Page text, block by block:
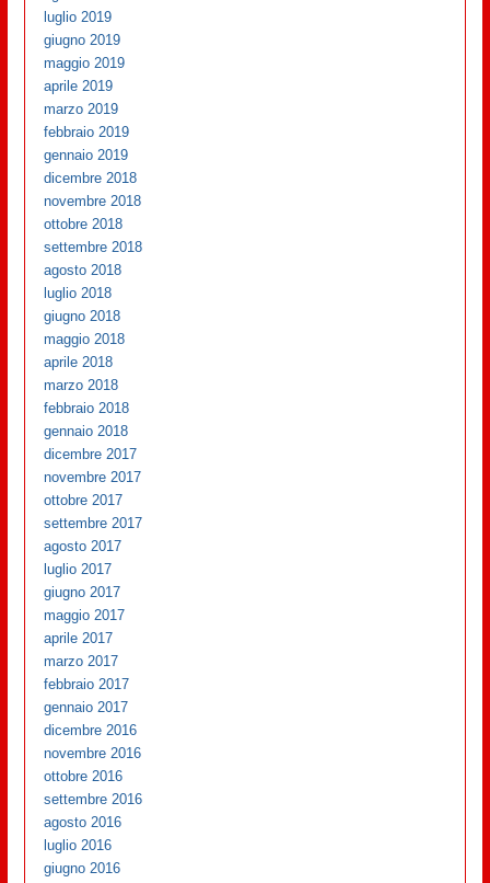
luglio 2019
giugno 2019
maggio 2019
aprile 2019
marzo 2019
febbraio 2019
gennaio 2019
dicembre 2018
novembre 2018
ottobre 2018
settembre 2018
agosto 2018
luglio 2018
giugno 2018
maggio 2018
aprile 2018
marzo 2018
febbraio 2018
gennaio 2018
dicembre 2017
novembre 2017
ottobre 2017
settembre 2017
agosto 2017
luglio 2017
giugno 2017
maggio 2017
aprile 2017
marzo 2017
febbraio 2017
gennaio 2017
dicembre 2016
novembre 2016
ottobre 2016
settembre 2016
agosto 2016
luglio 2016
giugno 2016